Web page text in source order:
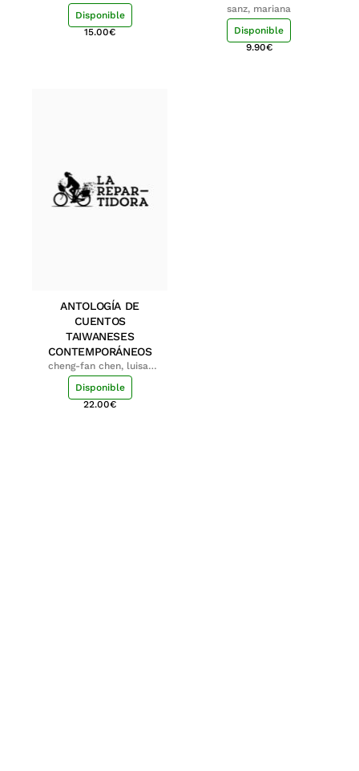
Disponible
15.00€
sanz, mariana
Disponible
9.90€
ANTOLOGÍA DE
CUENTOS
TAIWANESES
CONTEMPORÁNEOS
cheng-fan chen, luisa;
shu-ying chang, luisa
Disponible
22.00€